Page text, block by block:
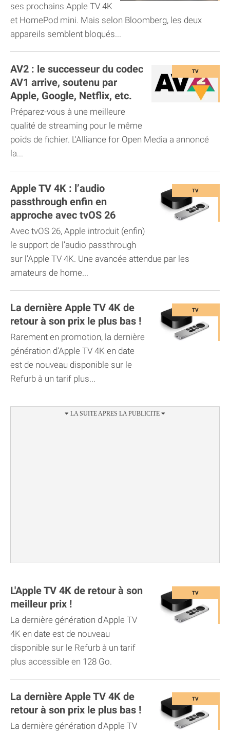
ses prochains Apple TV 4K
et HomePod mini. Mais selon Bloomberg, les deux
appareils semblent bloqués...
AV2 : le successeur du codec
AV1 arrive, soutenu par
Apple, Google, Netflix, etc.
Préparez-vous à une meilleure
qualité de streaming pour le même
poids de fichier. L'Alliance for Open Media a annoncé
la...
Apple TV 4K : l’audio
passthrough enfin en
approche avec tvOS 26
Avec tvOS 26, Apple introduit (enfin)
le support de l’audio passthrough
sur l’Apple TV 4K. Une avancée attendue par les
amateurs de home...
La dernière Apple TV 4K de
retour à son prix le plus bas !
Rarement en promotion, la dernière
génération d'Apple TV 4K en date
est de nouveau disponible sur le
Refurb à un tarif plus...
L'Apple TV 4K de retour à son
meilleur prix !
La dernière génération d'Apple TV
4K en date est de nouveau
disponible sur le Refurb à un tarif
plus accessible en 128 Go.
La dernière Apple TV 4K de
retour à son prix le plus bas !
La dernière génération d'Apple TV